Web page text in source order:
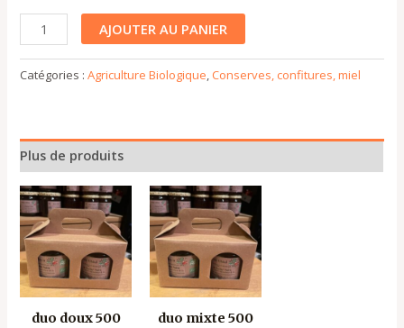
AJOUTER AU PANIER
Catégories :Agriculture Biologique,Conserves, confitures, miel
Plus de produits
duo doux 500
duo mixte 500